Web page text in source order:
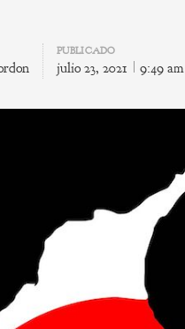
PUBLICADO
julio 23, 2021 9:49 am